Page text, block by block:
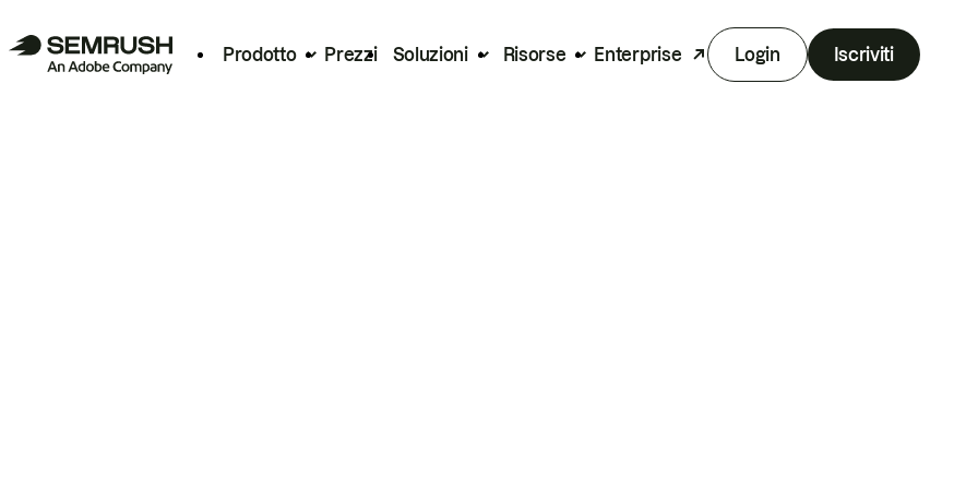
Prodotto Prezzi Soluzioni Risorse Enterprise Login Iscriviti